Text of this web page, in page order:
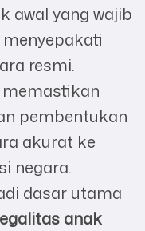
awal yang wajib
resmi.
pembentukan
akurat ke
negara.
dasar utama
anak